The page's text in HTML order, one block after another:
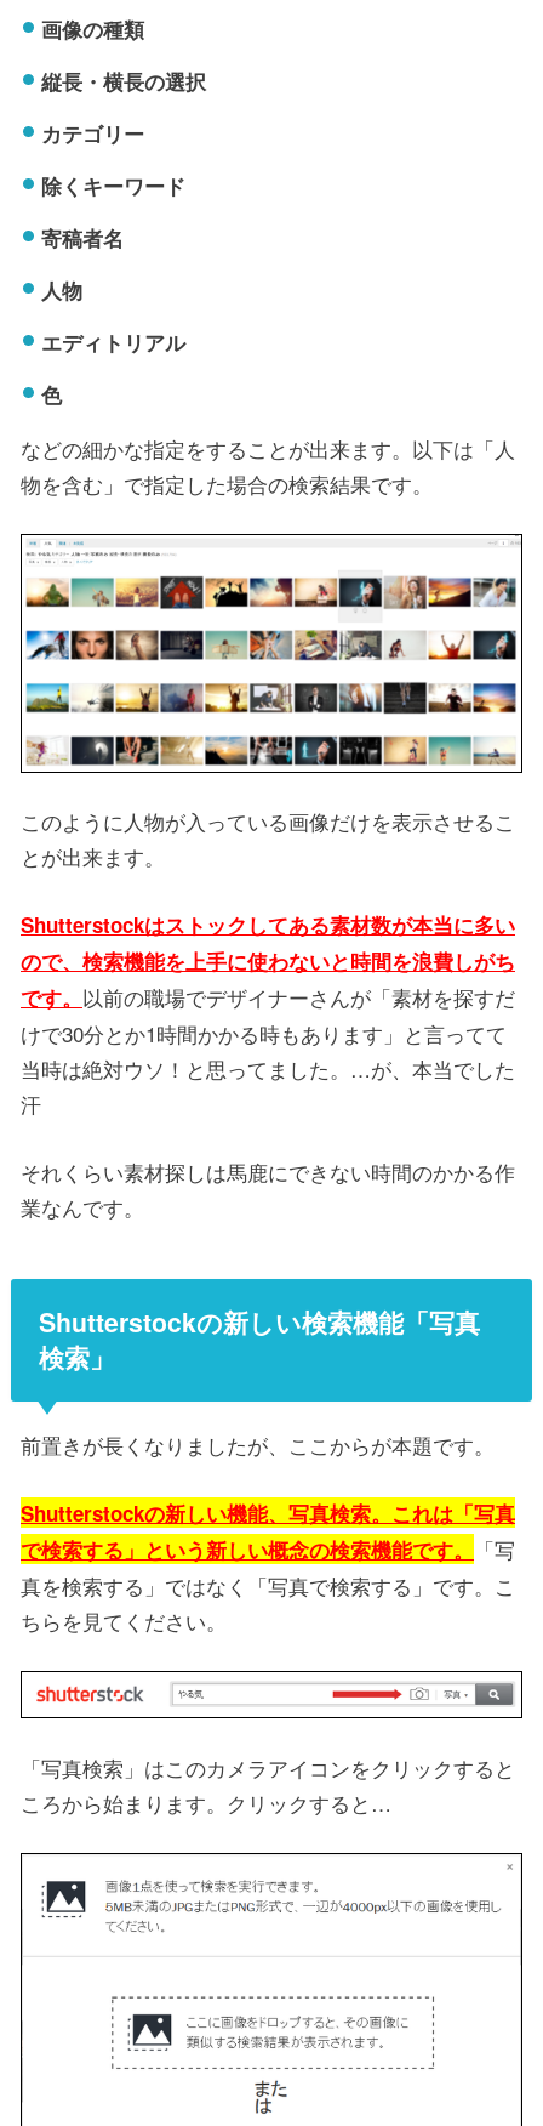
画像の種類
縦長・横長の選択
カテゴリー
除くキーワード
寄稿者名
人物
エディトリアル
色
などの細かな指定をすることが出来ます。以下は「人
物を含む」で指定した場合の検索結果です。
このように人物が入っている画像だけを表示させるこ
とが出来ます。
Shutterstockはストックしてある素材数が本当に多い
ので、検索機能を上手に使わないと時間を浪費しがち
です。 以前の職場でデザイナーさんが「素材を探すだ
けで30分とか1時間かかる時もあります」と言ってて
当時は絶対ウソ！と思ってました。…が、本当でした
汗
それくらい素材探しは馬鹿にできない時間のかかる作
業なんです。
Shutterstockの新しい検索機能「写真
検索」
前置きが長くなりましたが、ここからが本題です。
Shutterstockの新しい機能、写真検索。これは「写真
で検索する」という新しい概念の検索機能です。
「写
真を検索する」ではなく「写真で検索する」です。こ
ちらを見てください。
「写真検索」はこのカメラアイコンをクリックすると
ころから始まります。クリックすると…